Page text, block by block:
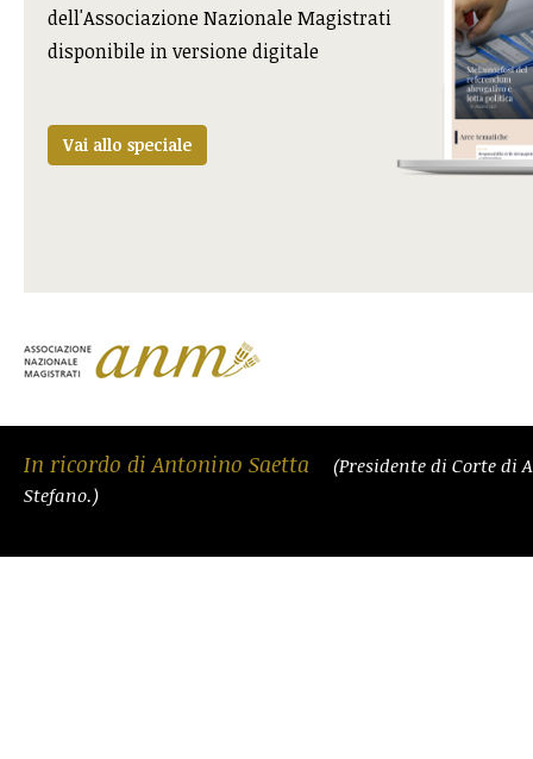
dell'Associazione Nazionale Magistrati
disponibile in versione digitale
Vai allo speciale
In ricordo di Antonino Saetta
(Presidente di Corte di
Stefano.)